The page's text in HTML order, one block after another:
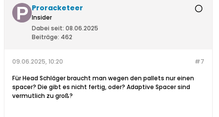
Proracketeer
Insider
Dabei seit: 08.06.2025
Beiträge: 462
#7
09.06.2025, 10:20
Für Head Schläger braucht man wegen den pallets nur einen
spacer? Die gibt es nicht fertig, oder? Adaptive Spacer sind
vermutlich zu groß?